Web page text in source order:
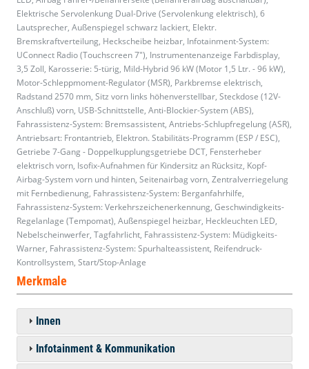
Elektrische Servolenkung Dual-Drive (Servolenkung elektrisch), 6
Lautsprecher, Außenspiegel schwarz lackiert, Elektr.
Bremskraftverteilung, Heckscheibe heizbar, Infotainment-System:
UConnect Radio (Touchscreen 7"), Instrumentenanzeige Farbdisplay,
3,5 Zoll, Karosserie: 5-türig, Mild-Hybrid 96 kW (Motor 1,5 Ltr. - 96 kW),
Motor-Schleppmoment-Regulator (MSR), Parkbremse elektrisch,
Radstand 2570 mm, Sitz vorn links höhenverstellbar, Steckdose (12V-
Anschluß) vorn, USB-Schnittstelle, Anti-Blockier-System (ABS),
Fahrassistenz-System: Bremsassistent, Antriebs-Schlupfregelung (ASR),
Antriebsart: Frontantrieb, Elektron. Stabilitäts-Programm (ESP / ESC),
Getriebe 7-Gang - Doppelkupplungsgetriebe DCT, Fensterheber
elektrisch vorn, Isofix-Aufnahmen für Kindersitz an Rücksitz, Kopf-
Airbag-System vorn und hinten, Seitenairbag vorn, Zentralverriegelung
mit Fernbedienung, Fahrassistenz-System: Berganfahrhilfe,
Fahrassistenz-System: Verkehrszeichenerkennung, Geschwindigkeits-
Regelanlage (Tempomat), Außenspiegel heizbar, Heckleuchten LED,
Nebelscheinwerfer, Tagfahrlicht, Fahrassistenz-System: Müdigkeits-
Warner, Fahrassistenz-System: Spurhalteassistent, Reifendruck-
Kontrollsystem, Start/Stop-Anlage
Merkmale
Innen
Infotainment & Kommunikation